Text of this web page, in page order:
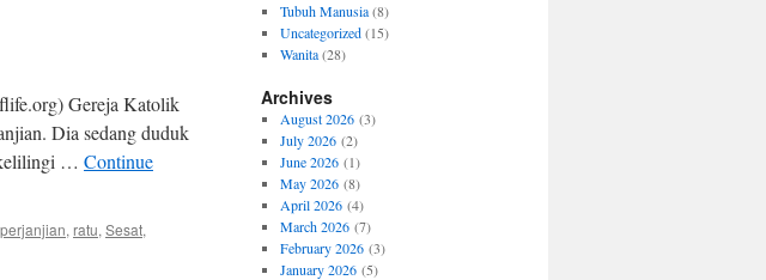
Gereja Katolik
Dia sedang duduk
… Continue
perjanjian, ratu, Sesat,
Tubuh Manusia(8)
Uncategorized(15)
Wanita(28)
Archives
August 2026(3)
July 2026(2)
June 2026(1)
May 2026(8)
April 2026(4)
March 2026(7)
February 2026(3)
January 2026(5)